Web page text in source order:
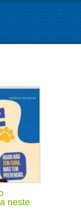
neste